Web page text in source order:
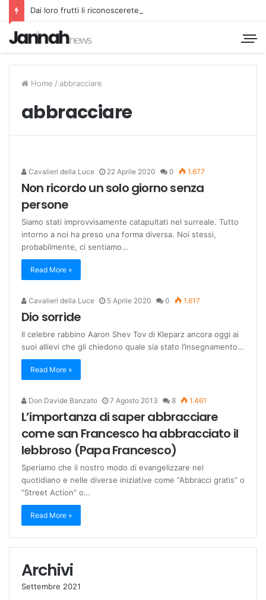
Dai loro frutti li riconoscerete
Home / abbracciare
abbracciare
Cavalieri della Luce 22 Aprile 2020 0 1.677
Non ricordo un solo giorno senza
persone
Siamo stati improvvisamente catapultati nel surreale. Tutto
intorno a noi ha preso una forma diversa. Noi stessi,
probabilmente, ci sentiamo…
Read More »
Cavalieri della Luce 5 Aprile 2020 0 1.617
Dio sorride
Il celebre rabbino Aaron Shev Tov di Kleparz ancora oggi ai
suoi allievi che gli chiedono quale sia stato l’insegnamento…
Read More »
Don Davide Banzato 7 Agosto 2013 8 1.461
L’importanza di saper abbracciare
come san Francesco ha abbracciato il
lebbroso (Papa Francesco)
Speriamo che il nostro modo di evangelizzare nel
quotidiano e nelle diverse iniziative come “Abbracci gratis” o
“Street Action” o…
Read More »
Archivi
Settembre 2021